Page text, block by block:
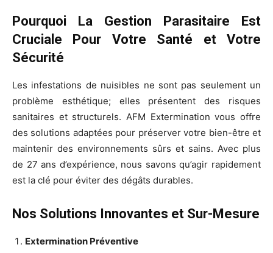
Pourquoi La Gestion Parasitaire Est
Cruciale Pour Votre Santé et Votre
Sécurité
Les infestations de nuisibles ne sont pas seulement un
problème esthétique; elles présentent des risques
sanitaires et structurels. AFM Extermination vous offre
des solutions adaptées pour préserver votre bien-être et
maintenir des environnements sûrs et sains. Avec plus
de 27 ans d’expérience, nous savons qu’agir rapidement
est la clé pour éviter des dégâts durables.
Nos Solutions Innovantes et Sur-Mesure
Extermination Préventive